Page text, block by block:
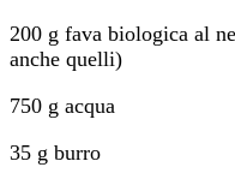
200 g fava biologica al
anche quelli)
750 g acqua
35 g burro